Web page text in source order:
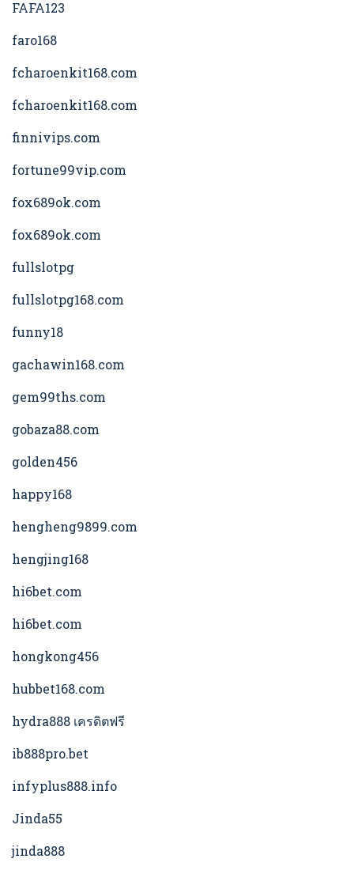
FAFA123
faro168
fcharoenkit168.com
fcharoenkit168.com
finnivips.com
fortune99vip.com
fox689ok.com
fox689ok.com
fullslotpg
fullslotpg168.com
funny18
gachawin168.com
gem99ths.com
gobaza88.com
golden456
happy168
hengheng9899.com
hengjing168
hi6bet.com
hi6bet.com
hongkong456
hubbet168.com
hydra888 เครดิตฟรี
ib888pro.bet
infyplus888.info
Jinda55
jinda888